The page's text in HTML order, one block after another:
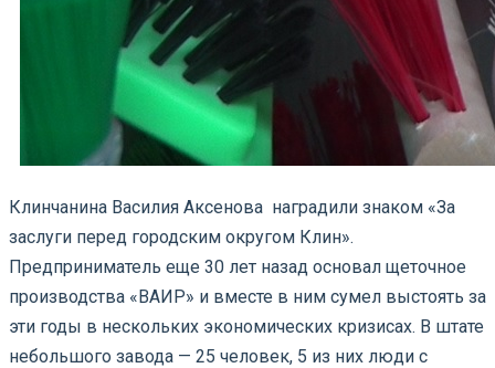
Клинчанина Василия Аксенова наградили знаком «За
заслуги перед городским округом Клин».
Предприниматель еще 30 лет назад основал щеточное
производства «ВАИР» и вместе в ним сумел выстоять за
эти годы в нескольких экономических кризисах. В штате
небольшого завода — 25 человек, 5 из них люди с